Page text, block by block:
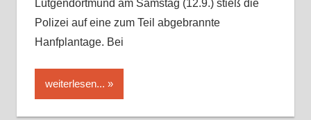
Lütgendortmund am Samstag (12.9.) stieß die
Polizei auf eine zum Teil abgebrannte
Hanfplantage. Bei
weiterlesen...